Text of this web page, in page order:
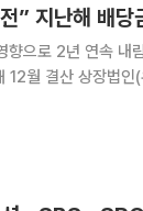
향으로 2년 연속 내
월 결산 상장법인(
원을 기